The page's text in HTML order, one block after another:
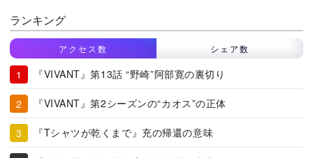
ランキング
アクセス数 シェア数
『VIVANT』第13話 “野崎”阿部寛の裏切り
『VIVANT』第2シーズンの“カオス”の正体
『Tシャツが乾くまで』充の帰還の意味